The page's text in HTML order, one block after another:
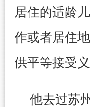
居住的适龄
作或者居住
供平等接受
他去过苏